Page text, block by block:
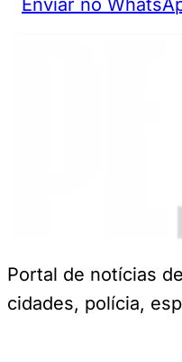
Enviar no
Portal de notícias
cidades, polícia,